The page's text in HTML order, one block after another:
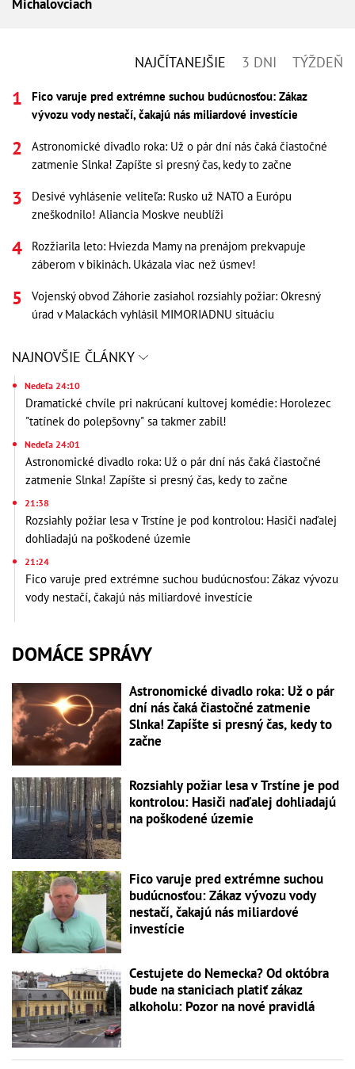
Michalovciach
NAJČÍTANEJŠIE 3 DNI TÝŽDEŇ
Fico varuje pred extrémne suchou budúcnosťou: Zákaz
vývozu vody nestačí, čakajú nás miliardové investície
Astronomické divadlo roka: Už o pár dní nás čaká čiastočné
zatmenie Slnka! Zapíšte si presný čas, kedy to začne
Desivé vyhlásenie veliteľa: Rusko už NATO a Európu
zneškodnilo! Aliancia Moskve neublíži
Rozžiarila leto: Hviezda Mamy na prenájom prekvapuje
záberom v bikinách. Ukázala viac než úsmev!
Vojenský obvod Záhorie zasiahol rozsiahly požiar: Okresný
úrad v Malackách vyhlásil MIMORIADNU situáciu
NAJNOVŠIE ČLÁNKY
Nedeľa 24:10
Dramatické chvíle pri nakrúcaní kultovej komédie: Horolezec
"tatínek do polepšovny" sa takmer zabil!
Nedeľa 24:01
Astronomické divadlo roka: Už o pár dní nás čaká čiastočné
zatmenie Slnka! Zapíšte si presný čas, kedy to začne
21:38
Rozsiahly požiar lesa v Trstíne je pod kontrolou: Hasiči naďalej
dohliadajú na poškodené územie
21:24
Fico varuje pred extrémne suchou budúcnosťou: Zákaz vývozu
vody nestačí, čakajú nás miliardové investície
DOMÁCE SPRÁVY
Astronomické divadlo roka: Už o pár
dní nás čaká čiastočné zatmenie
Slnka! Zapíšte si presný čas, kedy to
začne
Rozsiahly požiar lesa v Trstíne je pod
kontrolou: Hasiči naďalej dohliadajú
na poškodené územie
Fico varuje pred extrémne suchou
budúcnosťou: Zákaz vývozu vody
nestačí, čakajú nás miliardové
investície
Cestujete do Nemecka? Od októbra
bude na staniciach platiť zákaz
alkoholu: Pozor na nové pravidlá